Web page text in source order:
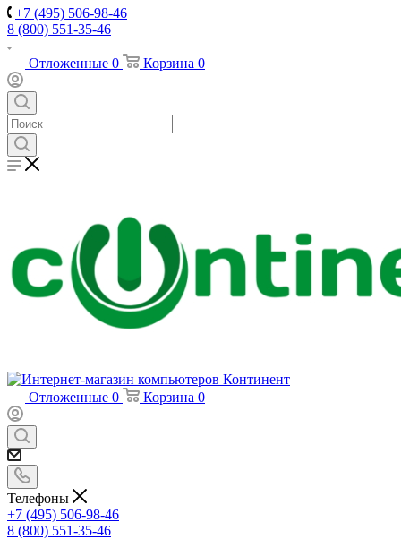
+7 (495) 506-98-46
8 (800) 551-35-46
Отложенные 0 Корзина 0
Отложенные 0 Корзина 0
Телефоны
+7 (495) 506-98-46
8 (800) 551-35-46